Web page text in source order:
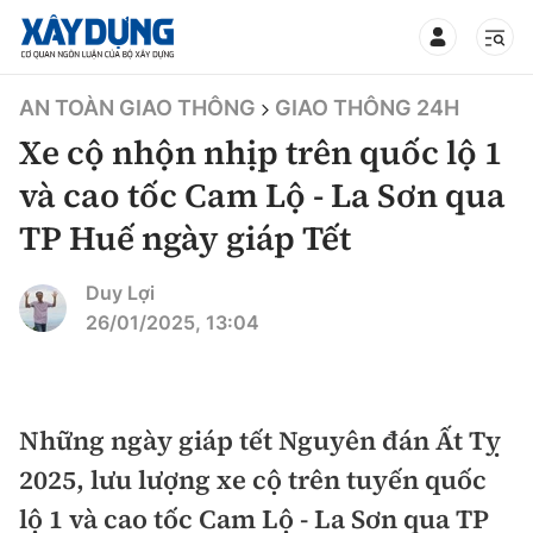
TIN BỘ XÂY DỰNG
CHUYÊN MỤC
Mới nhất
Chính trị
Xã hội
Xây dựng
Chỉ đạo điều hành
Giao thông
AN TOÀN GIAO THÔNG GIAO THÔNG 24H
Xe cộ nhộn nhịp trên quốc lộ 1
và cao tốc Cam Lộ - La Sơn qua
TP Huế ngày giáp Tết
Duy Lợi
26/01/2025, 13:04
Những ngày giáp tết Nguyên đán Ất Tỵ
2025, lưu lượng xe cộ trên tuyến quốc
lộ 1 và cao tốc Cam Lộ - La Sơn qua TP